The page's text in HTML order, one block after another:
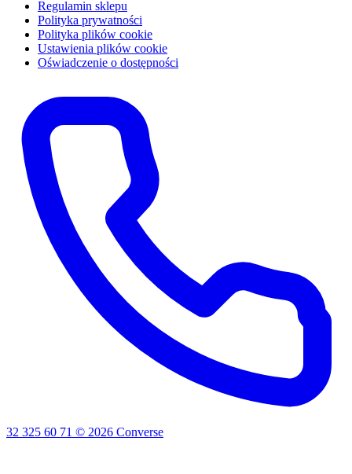
Regulamin sklepu
Polityka prywatności
Polityka plików cookie
Ustawienia plików cookie
Oświadczenie o dostępności
32 325 60 71 © 2026 Converse